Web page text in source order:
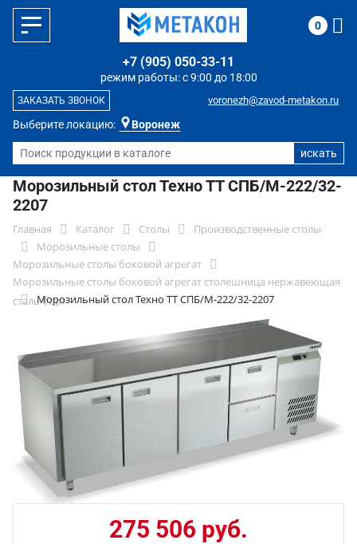
Выберите локацию: Воронеж
режим работы: с 9:00 до 18:00
+7 (905) 050-33-11
voronezh@zavod-metakon.ru
ЗАКАЗАТЬ ЗВОНОК
0
Морозильный стол Техно ТТ СПБ/М-222/32-
2207
Главная Каталог Столы
Производственные столы
Морозильные столы
Морозильные столы боковой агрегат
Морозильные столы боковой агрегат столешница нержавеющая
сталь борт
Морозильный стол Техно ТТ СПБ/М-222/32-2207
275 506 руб.